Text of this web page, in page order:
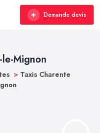
Demande devis
Mignon
> Taxis Charente